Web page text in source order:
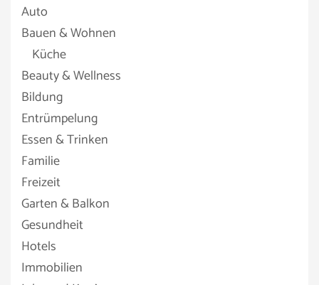
Auto
Bauen & Wohnen
Küche
Beauty & Wellness
Bildung
Entrümpelung
Essen & Trinken
Familie
Freizeit
Garten & Balkon
Gesundheit
Hotels
Immobilien